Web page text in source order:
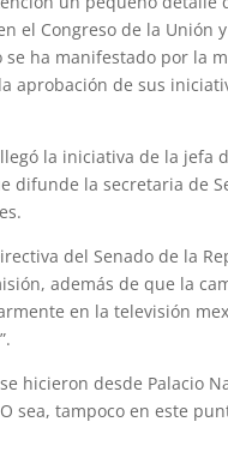
el Congreso de la Unión
ha manifestado por la
aprobación de sus
la iniciativa de la
difunde la secretaria de
del Senado de la
además de que la
en la televisión
hicieron desde Palacio
sea, tampoco en este